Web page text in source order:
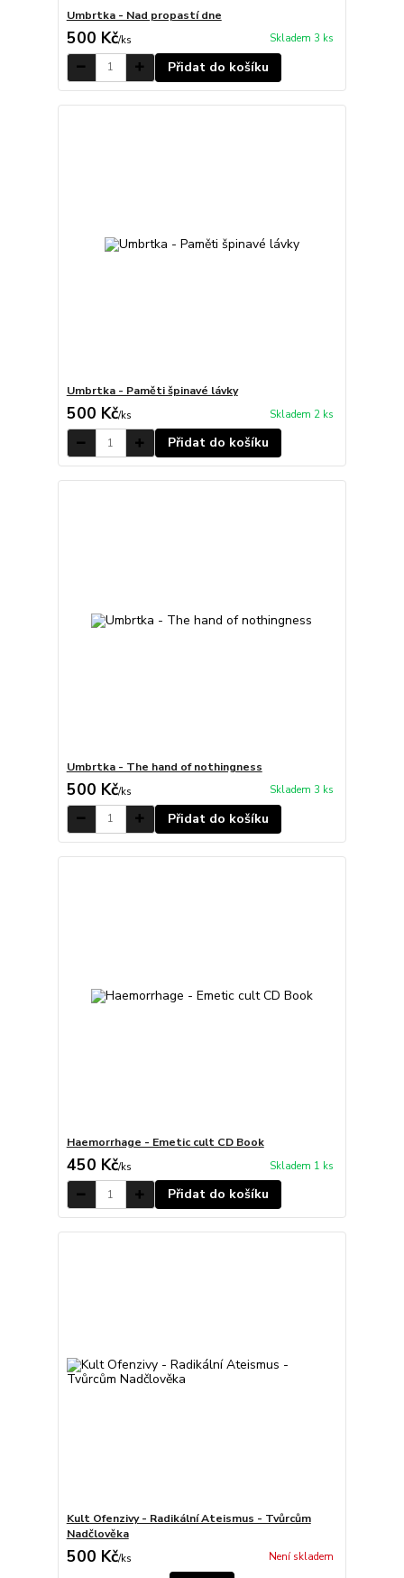
Umbrtka - Nad propastí dne
500 Kč/ks Skladem 3 ks
Přidat do košíku
Umbrtka - Paměti špinavé lávky
500 Kč/ks Skladem 2 ks
Přidat do košíku
Umbrtka - The hand of nothingness
500 Kč/ks Skladem 3 ks
Přidat do košíku
Haemorrhage - Emetic cult CD Book
450 Kč/ks Skladem 1 ks
Přidat do košíku
Kult Ofenzivy - Radikální Ateismus - Tvůrcům
Nadčlověka
500 Kč/ks Není skladem